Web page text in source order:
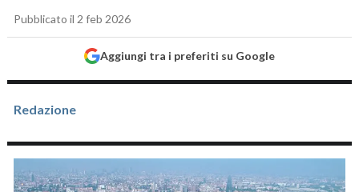
Pubblicato il 2 feb 2026
Aggiungi tra i preferiti su Google
Redazione